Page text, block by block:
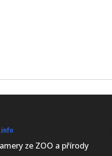
ze ZOO a přírody